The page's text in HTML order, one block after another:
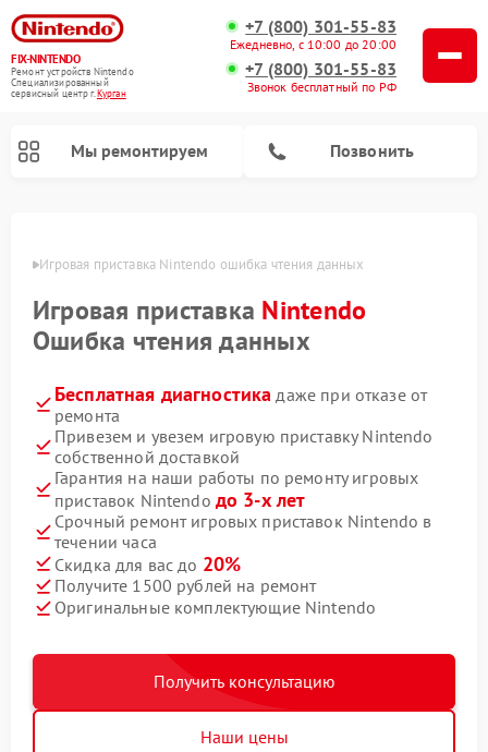
FIX-NINTENDO
Ремонт устройств Nintendo
Специализированный
cервисный центр г.Курган
+7 (800) 301-55-83
Ежедневно, с 10:00 до 20:00
+7 (800) 301-55-83
Звонок бесплатный по РФ
Мы ремонтируем Позвонить
Игровая приставка Nintendo ошибка чтения данных
Игровая приставка Nintendo
Ошибка чтения данных
Бесплатная диагностика даже при отказе от
ремонта
Привезем и увезем игровую приставку Nintendo
собственной доставкой
Гарантия на наши работы по ремонту игровых
приставок Nintendo до 3-х лет
Срочный ремонт игровых приставок Nintendo в
течении часа
Скидка для вас до 20%
Получите 1500 рублей на ремонт
Оригинальные комплектующие Nintendo
Получить консультацию
Наши цены